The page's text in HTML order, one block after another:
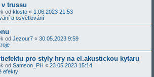
v trussu
od klosto « 1.06.2023 21:53
a osvětlování
od Jezour7 « 30.05.2023 9:59
pro styly hry na el.akustickou kytaru
od Samson_PH « 23.05.2023 15:14
efekty